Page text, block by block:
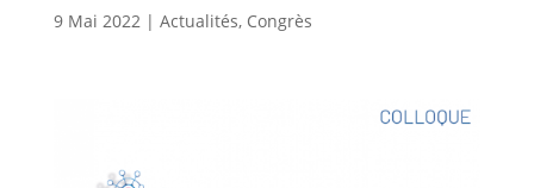
9 Mai 2022| Actualités, Congrès